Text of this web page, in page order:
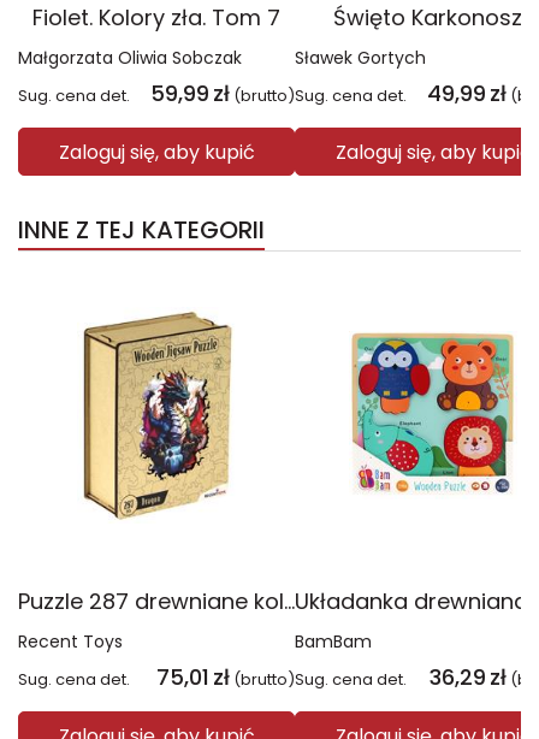
Fiolet. Kolory zła. Tom 7
Małgorzata Oliwia Sobczak
Sug. cena det. 59,99 zł (brutto)
Zaloguj się, aby kupić
Święto Karkonoszy
Sławek Gortych
Sug. cena det. 49,99 zł
Zaloguj się, aby kupić
INNE Z TEJ KATEGORII
Puzzle 287 drewniane kolorowe Smok
Recent Toys
Sug. cena det. 75,01 zł (brutto)
BamBam
Sug. cena det. 36,29 zł